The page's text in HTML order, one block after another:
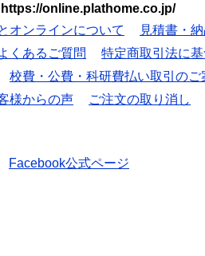
https://online.plathome.co.jp/
オンラインについて
見積書・
くあるご質問
特定商取引法に
校費・公費・科研費払い取引のご
様からの声 ご注文の取り消し
Facebook公式ページ